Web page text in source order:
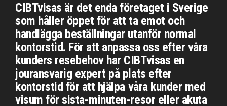
CIBTvisas är det enda företaget i Sverige
som håller öppet för att ta emot och
handlägga beställningar utanför normal
kontorstid. För att anpassa oss efter våra
kunders resebehov har CIBTvisas en
jouransvarig expert på plats efter
kontorstid för att hjälpa våra kunder med
visum för sista-minuten-resor eller akuta